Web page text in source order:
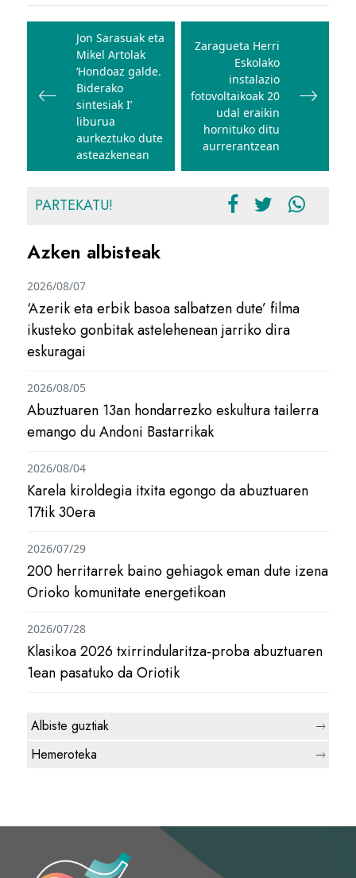
Bidalketetan
zehar
nabigatu
Jon Sarasuak eta
Mikel Artolak
‘Hondoaz galde.
Biderako
sintesiak I’
liburua
aurkeztuko dute
asteazkenean
Zaragueta Herri
Eskolako
instalazio
fotovoltaikoak 20
udal eraikin
hornituko ditu
aurrerantzean
PARTEKATU!
Azken albisteak
‘Azerik eta erbik basoa salbatzen dute’ filma
ikusteko gonbitak astelehenean jarriko dira
eskuragai
2026/08/07
Abuztuaren 13an hondarrezko eskultura tailerra
emango du Andoni Bastarrikak
2026/08/05
Karela kiroldegia itxita egongo da abuztuaren
17tik 30era
2026/08/04
200 herritarrek baino gehiagok eman dute izena
Orioko komunitate energetikoan
2026/07/29
Klasikoa 2026 txirrindularitza-proba abuztuaren
1ean pasatuko da Oriotik
2026/07/28
Albiste guztiak
Hemeroteka